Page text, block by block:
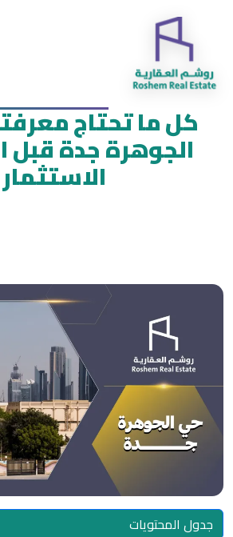
كل ما تحتاج
الجوهرة جدة قبل
الاستثمار
جدول المحتويات